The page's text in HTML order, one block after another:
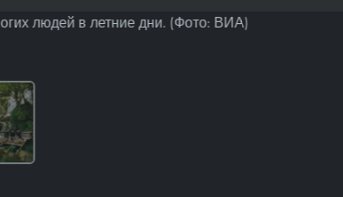
людей в летние дни. (Фото: ВИА)